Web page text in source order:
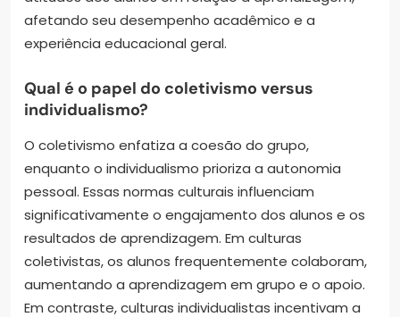
afetando seu desempenho acadêmico e a
experiência educacional geral.
Qual é o papel do coletivismo versus
individualismo?
O coletivismo enfatiza a coesão do grupo,
enquanto o individualismo prioriza a autonomia
pessoal. Essas normas culturais influenciam
significativamente o engajamento dos alunos e os
resultados de aprendizagem. Em culturas
coletivistas, os alunos frequentemente colaboram,
aumentando a aprendizagem em grupo e o apoio.
Em contraste, culturas individualistas incentivam a